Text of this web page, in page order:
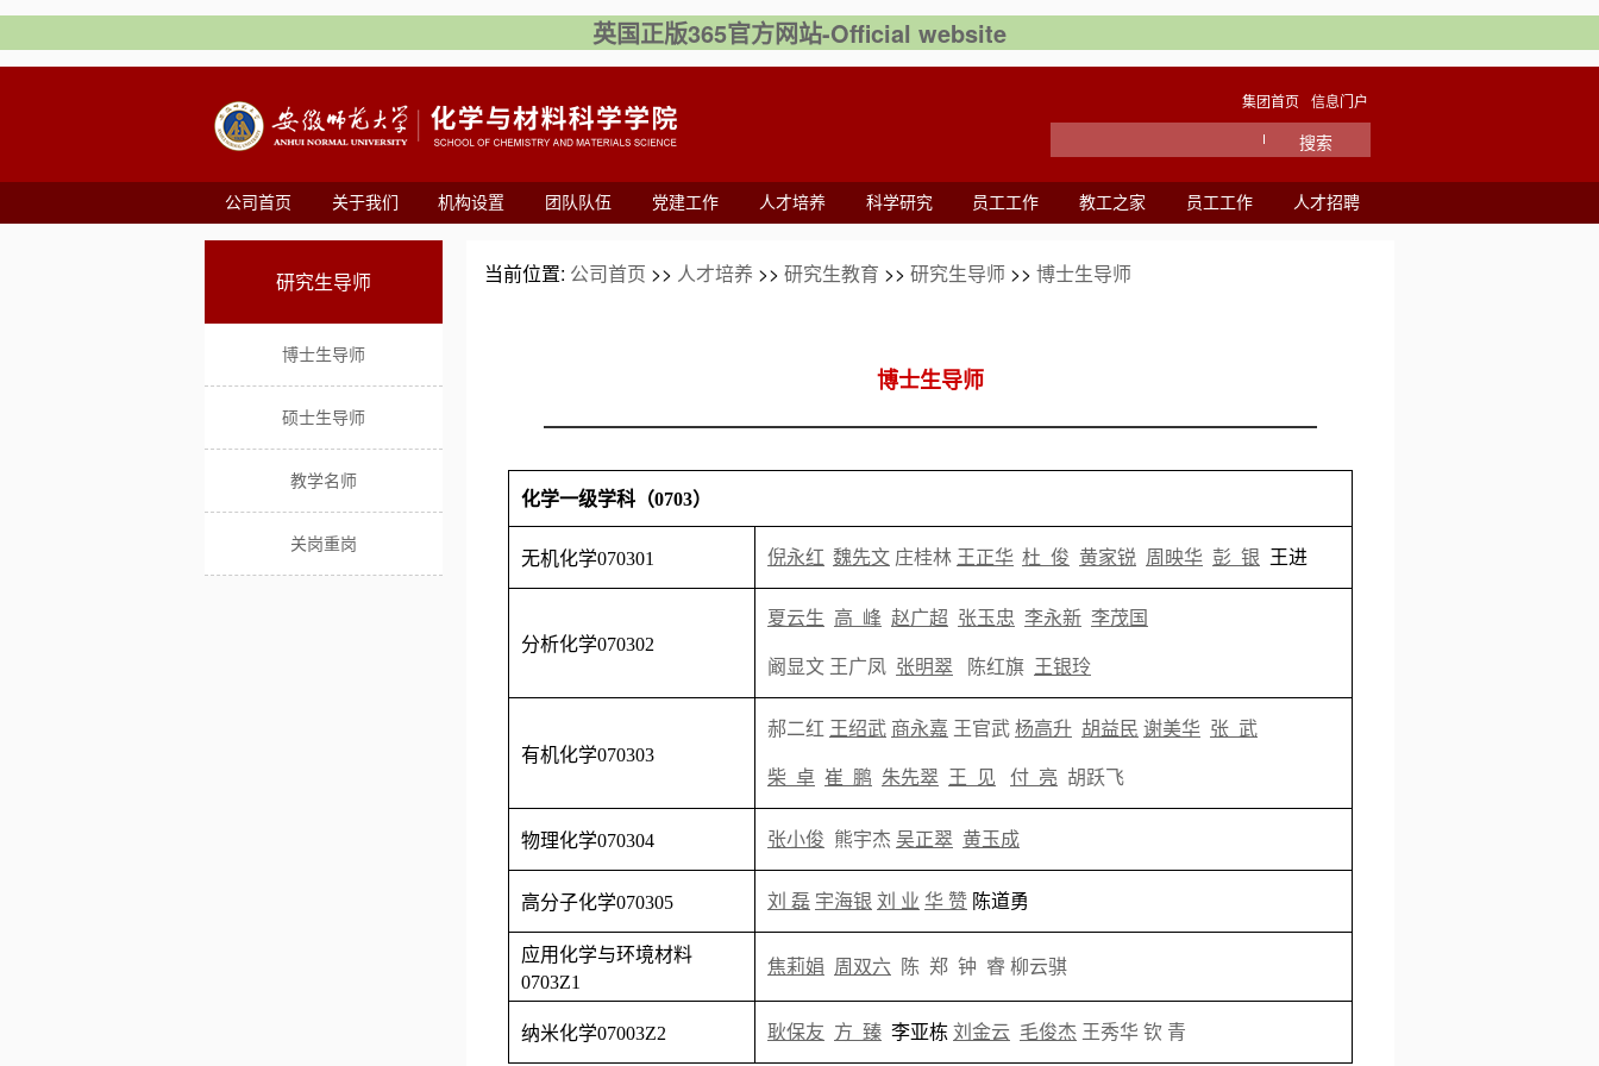
英国正版365官方网站-Official website
集团首页 信息门户
公司首页 关于我们 机构设置 团队队伍 党建工作 人才培养 科学研究 员工工作 教工之家 员工工作 人才招聘
研究生导师
博士生导师
硕士生导师
教学名师
关岗重岗
当前位置: 公司首页 >> 人才培养 >> 研究生教育 >> 研究生导师 >> 博士生导师
博士生导师
化学一级学科（0703）
无机化学070301 倪永红 魏先文 庄桂林 王正华 杜 俊 黄家锐 周映华 彭 银 王进
分析化学070302
夏云生 高 峰 赵广超 张玉忠 李永新 李茂国
阚显文 王广凤 张明翠 陈红旗 王银玲
有机化学070303
郝二红 王绍武 商永嘉 王官武 杨高升 胡益民 谢美华 张 武
柴 卓 崔 鹏 朱先翠 王 见 付 亮 胡跃飞
物理化学070304 张小俊 熊宇杰 吴正翠 黄玉成
高分子化学070305 刘 磊 宇海银 刘 业 华 赞 陈道勇
应用化学与环境材料
0703Z1
焦莉娟 周双六 陈 郑 钟 睿 柳云骐
纳米化学07003Z2 耿保友 方 臻 李亚栋 刘金云 毛俊杰 王秀华钦 青